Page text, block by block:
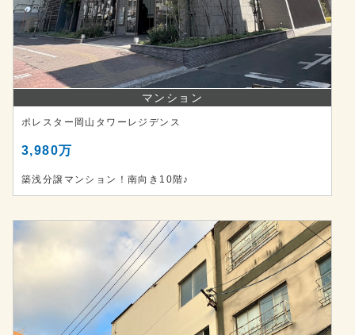
マンション
ポレスター岡山タワーレジデンス
3,980万
築浅分譲マンション！南向き10階♪